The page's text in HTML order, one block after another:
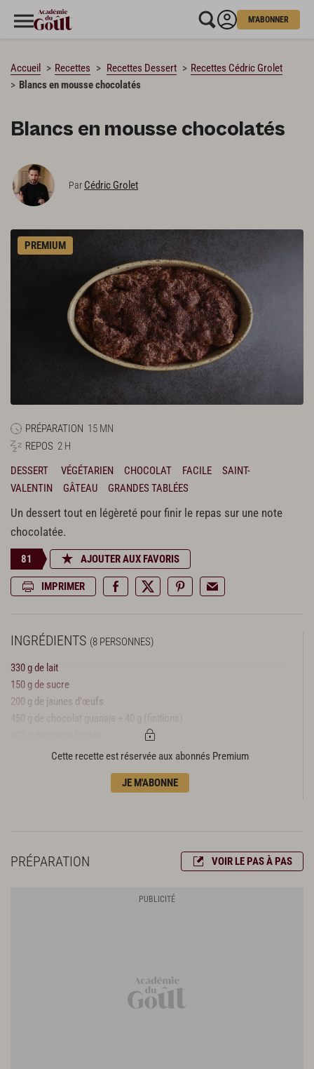
M'ABONNER
Accueil Recettes Recettes Dessert
Recettes Cédric Grolet
Blancs en mousse chocolatés
Blancs en mousse chocolatés
Par Cédric Grolet
PREMIUM
PRÉPARATION 15 MN
REPOS 2 H
DESSERT
VÉGÉTARIEN CHOCOLAT FACILE
SAINT-
VALENTIN
GÂTEAU GRANDES TABLÉES
Un dessert tout en légèreté pour finir le repas sur une note
chocolatée.
81 AJOUTER AUX FAVORIS
IMPRIMER
INGRÉDIENTS (8 PERSONNES)
330 g de lait
150 g de sucre
200 g de jaunes d’œufs
450 g de chocolat guanaja + 40 g (finitions)
180 g de blancs d’œufs
Cette recette est réservée aux abonnés Premium
JE M'ABONNE
PRÉPARATION VOIR LE PAS À PAS
CHARGEMENT…